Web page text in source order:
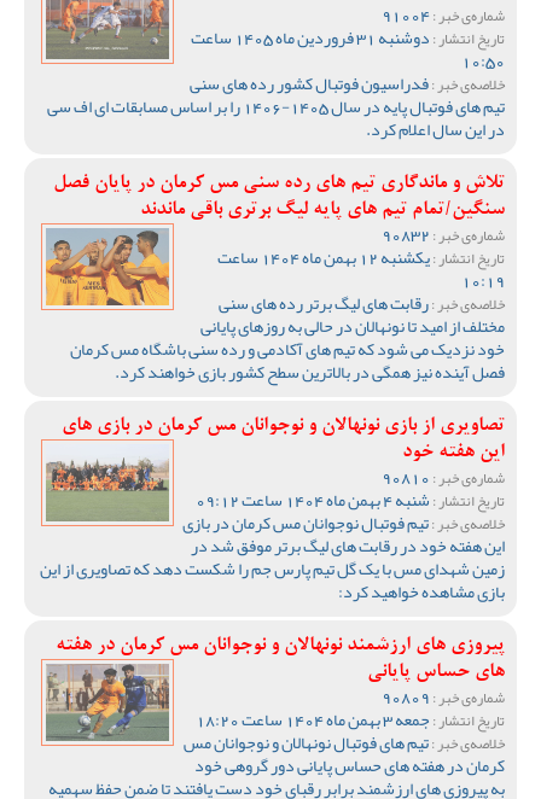
شماره‌ی خبر :
تاریخ انتشار : دوشنبه 31 فروردین ماه 1405 ساعت
10:50
خلاصه‌ی خبر :فدراسیون فوتبال کشور رده های سنی
تیم های فوتبال پایه در سال 1405-1406 را بر اساس مسابقات ای اف سی
در این سال اعلام کرد.
تلاش و ماندگاری تیم های رده سنی مس کرمان در پایان فصل
سنگین/تمام تیم های پایه لیگ برتری باقی ماندند
شماره‌ی خبر :
تاریخ انتشار : یکشنبه 12 بهمن ماه 1404 ساعت
10:19
خلاصه‌ی خبر :رقابت های لیگ برتر رده های سنی
مختلف از امید تا نونهالان در حالی به روزهای پایانی
خود نزدیک می شود که تیم های آکادمی و رده سنی باشگاه مس کرمان
فصل آینده نیز همگی در بالاترین سطح کشور بازی خواهند کرد.
تصاویری از بازی نونهالان و نوجوانان مس کرمان در بازی های
این هفته خود
شماره‌ی خبر :
تاریخ انتشار :شنبه 4 بهمن ماه 1404 ساعت 09:12
خلاصه‌ی خبر :تیم فوتبال نوجوانان مس کرمان در بازی
این هفته خود در رقابت های لیگ برتر موفق شد در
زمین شهدای مس با یک گل تیم پارس جم را شکست دهد که تصاویری از این
بازی مشاهده خواهید کرد:
پیروزی های ارزشمند نونهالان و نوجوانان مس کرمان در هفته
های حساس پایانی
شماره‌ی خبر :
تاریخ انتشار :جمعه 3 بهمن ماه 1404 ساعت 18:20
خلاصه‌ی خبر :تیم های فوتبال نونهالان و نوجوانان مس
کرمان در هفته های حساس پایانی دور گروهی خود
به پیروزی های ارزشمند برابر رقبای خود دست یافتند تا ضمن حفظ سهمیه